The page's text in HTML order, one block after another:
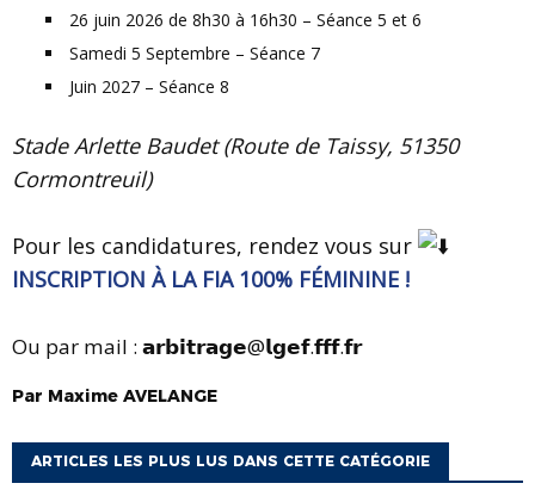
26 juin 2026 de 8h30 à 16h30 – Séance 5 et 6
Samedi 5 Septembre – Séance 7
Juin 2027 – Séance 8
Stade Arlette Baudet (Route de Taissy, 51350
Cormontreuil)
Pour les candidatures, rendez vous sur
INSCRIPTION À LA FIA 100% FÉMININE !
Ou par mail : 𝗮𝗿𝗯𝗶𝘁𝗿𝗮𝗴𝗲@𝗹𝗴𝗲𝗳.𝗳𝗳𝗳.𝗳𝗿
Par Maxime AVELANGE
ARTICLES LES PLUS LUS DANS CETTE CATÉGORIE